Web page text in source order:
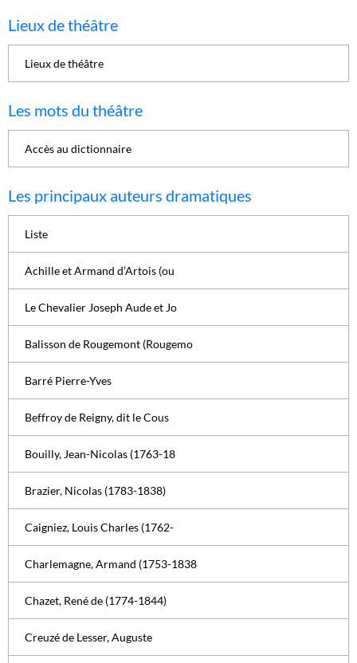
Lieux de théâtre
Lieux de théâtre
Les mots du théâtre
Accès au dictionnaire
Les principaux auteurs dramatiques
Liste
Achille et Armand d’Artois (ou
Le Chevalier Joseph Aude et Jo
Balisson de Rougemont (Rougemo
Barré Pierre-Yves
Beffroy de Reigny, dit le Cous
Bouilly, Jean-Nicolas (1763-18
Brazier, Nicolas (1783-1838)
Caigniez, Louis Charles (1762-
Charlemagne, Armand (1753-1838
Chazet, René de (1774-1844)
Creuzé de Lesser, Auguste